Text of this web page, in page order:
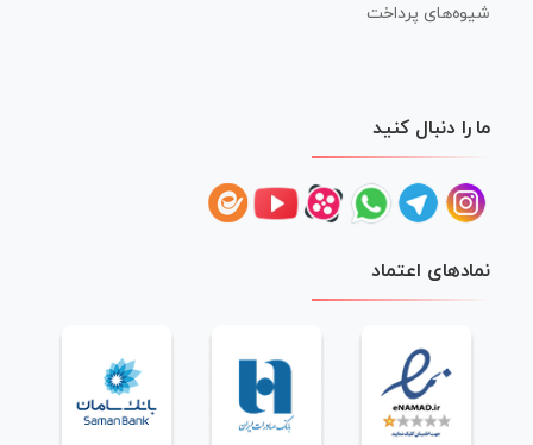
شیوه‌های پرداخت
ما را دنبال کنید
نمادهای اعتماد